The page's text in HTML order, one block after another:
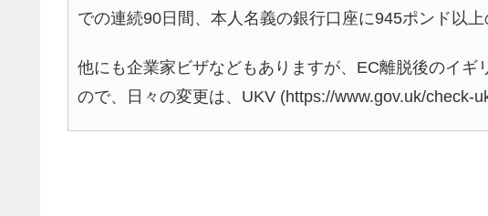
での連続90日間、本人名義の銀行口座に945ポンド以
他にも企業家ビザなどもありますが、EC離脱後のイギ
ので、日々の変更は、UKV (https://www.gov.uk/check-